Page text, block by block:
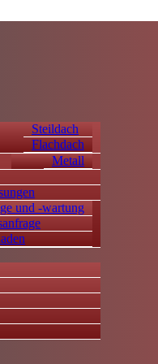
Steildach
Flachdach
Metall
und -wartung